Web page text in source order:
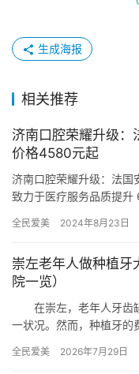
生成海报
相关推荐
济南口腔荣耀升级：
价格4580元起
济南口腔荣耀升级：法国
致力于医疗服务品质提升
全民爱美 2024年8月23日
崇左老年人做种植牙
院一览）
在崇左，老年人牙齿
一状况。然而，种植牙的
大概花…
全民爱美 2026年7月29日